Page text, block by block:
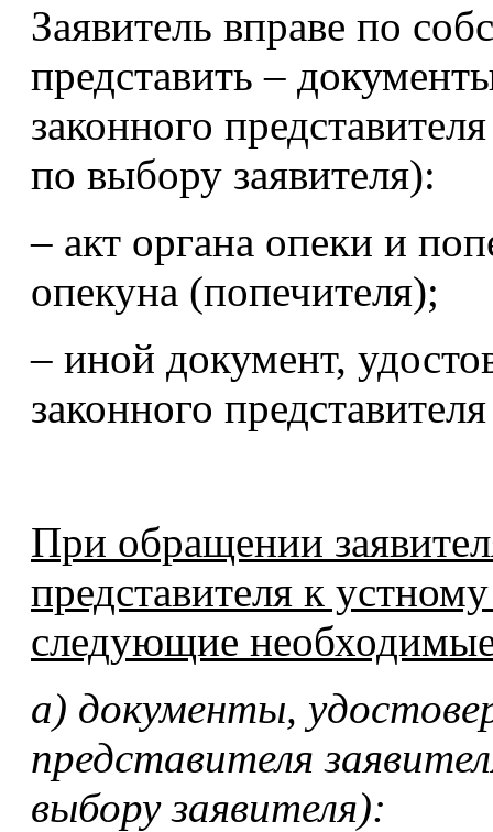
Заявитель вправе по
представить –
законного
по выбору заявителя):
– акт органа опеки и
опекуна (попечителя);
– иной документ,
законного
При обращении
представителя к
следующие
а) документы,
представителя
выбору заявителя):